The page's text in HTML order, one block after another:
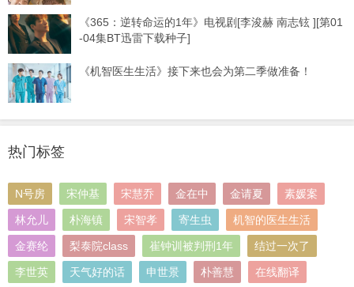
《365：逆转命运的1年》电视剧[李浚赫 南志铉 ][第01
-04集BT迅雷下载种子]
《机智医生生活》接下来也会为第二季做准备！
热门标签
N号房 宋仲基 宋慧乔 金在中 金请夏 素媛案
林允儿 朴海镇 宋智孝 寄生虫 机智的医生生活
金赛纶 梨泰院class 崔钟训被判刑1年 结过一次了
李世英 天气好的话 申世景 朴善慧 在线翻译